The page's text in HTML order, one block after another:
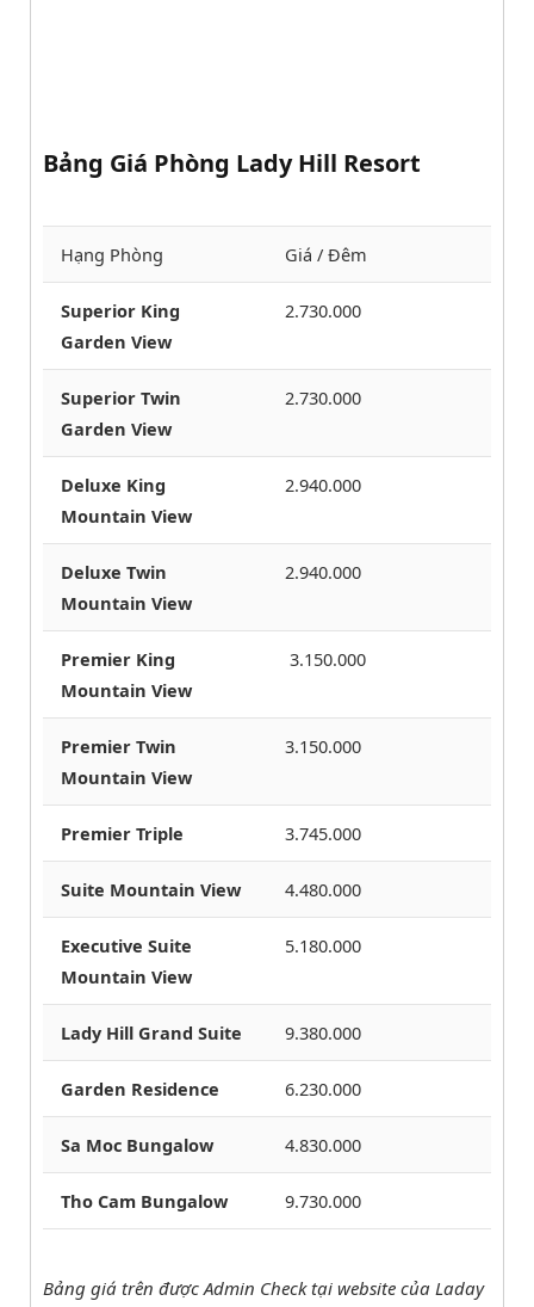
Bảng Giá Phòng Lady Hill Resort
Hạng Phòng Giá / Đêm
Superior King
Garden View
2.730.000
Superior Twin
Garden View
2.730.000
Deluxe King
Mountain View
2.940.000
Deluxe Twin
Mountain View
2.940.000
Premier King
Mountain View
3.150.000
Premier Twin
Mountain View
3.150.000
Premier Triple 3.745.000
Suite Mountain View 4.480.000
Executive Suite
Mountain View
5.180.000
Lady Hill Grand Suite 9.380.000
Garden Residence 6.230.000
Sa Moc Bungalow 4.830.000
Tho Cam Bungalow 9.730.000
Bảng giá trên được Admin Check tại website của Laday